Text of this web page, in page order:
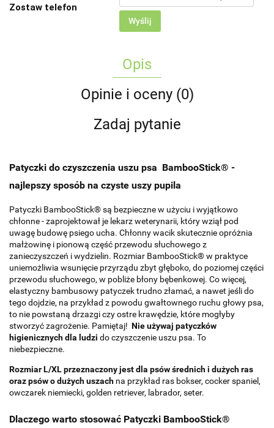
Zostaw telefon
Wyślij
Opis
Opinie i oceny (0)
Zadaj pytanie
Patyczki do czyszczenia uszu psa BambooStick® -
najlepszy sposób na czyste uszy pupila
Patyczki BambooStick® są bezpieczne w użyciu i wyjątkowo
chłonne - zaprojektował je lekarz weterynarii, który wziął pod
uwagę budowę psiego ucha. Chłonny wacik skutecznie opróżnia
małżowinę i pionową część przewodu słuchowego z
zanieczyszczeń i wydzielin. Rozmiar BambooStick® w praktyce
uniemożliwia wsunięcie przyrządu zbyt głęboko, do poziomej części
przewodu słuchowego, w pobliże błony bębenkowej. Co więcej,
elastyczny bambusowy patyczek trudno złamać, a nawet jeśli do
tego dojdzie, na przykład z powodu gwałtownego ruchu głowy psa,
to nie powstaną drzazgi czy ostre krawędzie, które mogłyby
stworzyć zagrożenie. Pamiętaj! Nie używaj patyczków
higienicznych dla ludzi do czyszczenie uszu psa. To
niebezpieczne.
Rozmiar L/XL przeznaczony jest dla psów średnich i dużych ras
oraz psów o dużych uszach na przykład ras bokser, cocker spaniel,
owczarek niemiecki, golden retriever, labrador, seter.
Dlaczego warto stosować Patyczki BambooStick®